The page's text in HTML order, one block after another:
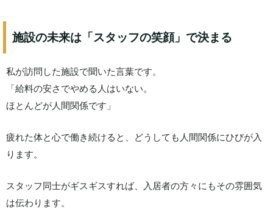
施設の未来は「スタッフの笑顔」で決まる
私が訪問した施設で聞いた言葉です。
「給料の安さでやめる人はいない。
ほとんどが人間関係です」
疲れた体と心で働き続けると、どうしても人間関係にひびが入
ります。
スタッフ同士がギスギスすれば、入居者の方々にもその雰囲気
は伝わります。